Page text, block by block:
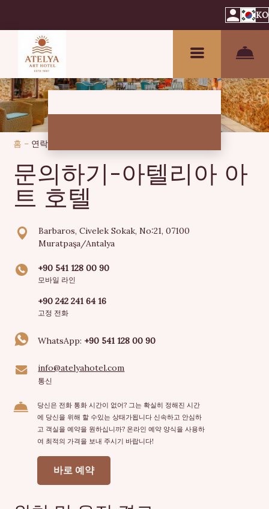
KO
홈 – 연락처
문의하기-아텔리아 아
트 호텔
Barbaros, Civelek Sokak, No:21, 07100
Muratpaşa/Antalya
+90 541 128 00 90
모바일 라인
+90 242 241 64 16
고정 전화
WhatsApp: +90 541 128 00 90
info@atelyahotel.com
통신
당신은 전화 통화 시간이 없어? 그는 확실히 정해진 시간
에 당신을 위해 할 수있는 상태가됩니다 신속하고 안심하
고 객실을 예약을 원하십니까? 온라인 예약 양식을 사용하
여 최적의 가격을 보내 주시기 바랍니다!
바로 예약